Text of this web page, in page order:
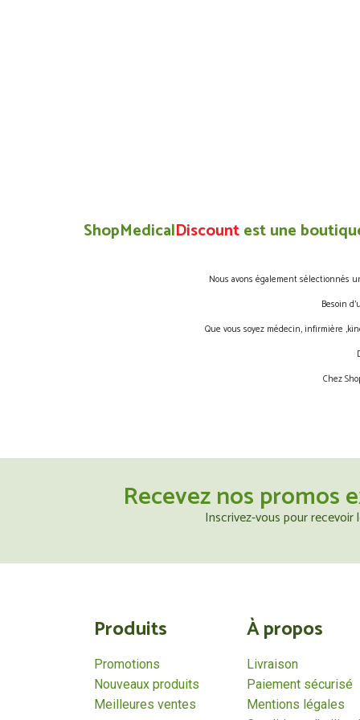
ShopMedicalDiscountest une
Nous avons également sélectionnés
Besoin
Que vous soyez médecin, infirmière
Chez
Recevez nos promos
Inscrivez-vous pour
Produits
Promotions
Nouveaux produits
Meilleures ventes
À propos
Livraison
Paiement sécurisé
Mentions légales